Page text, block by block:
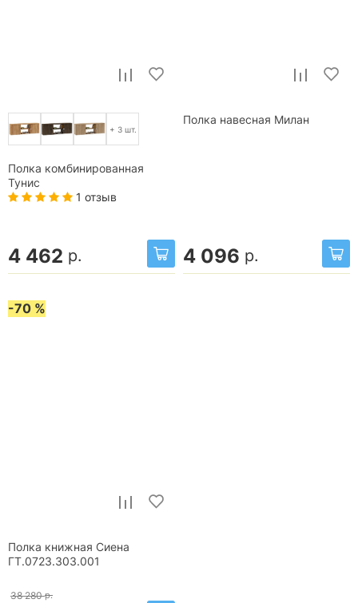
+ 3 шт.
Полка комбинированная
Тунис
1 отзыв
4 462 р.
Полка навесная Милан
4 096 р.
-70 %
Полка книжная Сиена
ГТ.0723.303.001
38 280 р.